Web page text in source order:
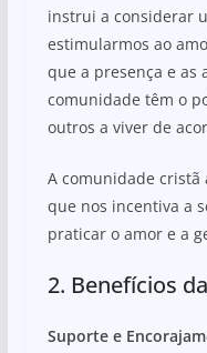
instrui a considerar
estimularmos ao
que a presença e as
comunidade têm o
outros a viver de
A comunidade cristã
que nos incentiva a
praticar o amor e a
2. Benefícios
Suporte e